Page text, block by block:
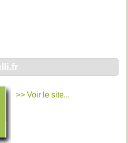
>> Voir le site...